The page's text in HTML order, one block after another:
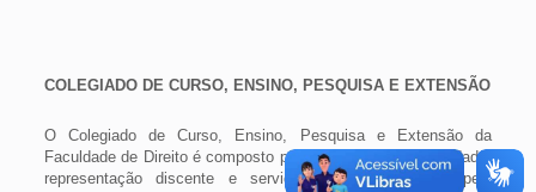
COLEGIADO DE CURSO, ENSINO, PESQUISA E EXTENSÃO
O Colegiado de Curso, Ensino, Pesquisa e Extensão da
Faculdade de Direito é composto por professores da Faculdade,
representação discente e servidores. É responsável pela